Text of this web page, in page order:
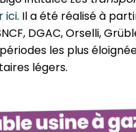
ici. Il a été réalisé à
DGAC, Orselli,
les plus
légers.